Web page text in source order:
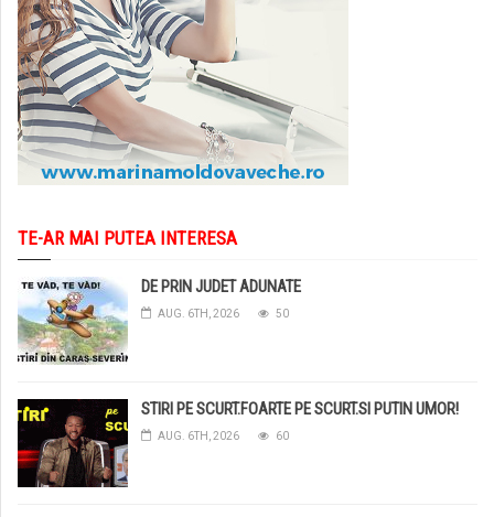
TE-AR MAI PUTEA INTERESA
DE PRIN JUDET ADUNATE
AUG. 6TH, 2026 50
STIRI PE SCURT.FOARTE PE SCURT.SI PUTIN UMOR!
AUG. 6TH, 2026 60